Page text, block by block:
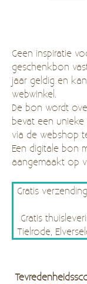
Geen inspiratie
geschenkbon
jaar geldig en
webwinkel.
De bon wordt
bevat een
via de webshop
Een digitale bon
aangemaakt op
Gratis
Gratis
Tielrode,